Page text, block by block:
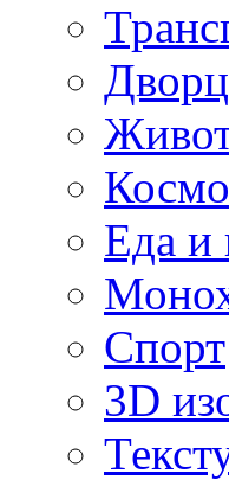
Еда и
Спорт
3D